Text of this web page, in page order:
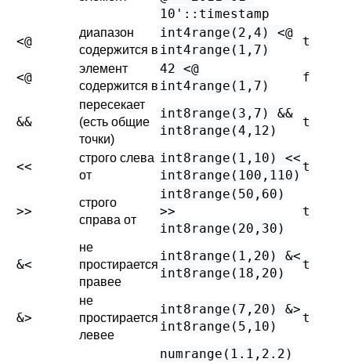
10'::timestamp
<@
диапазон
содержится в
int4range(2,4) <@
int4range(1,7)
t
<@
элемент
содержится в
42 <@
int4range(1,7)
f
&&
пересекает
(есть общие
точки)
int8range(3,7) &&
int8range(4,12)
t
<<
строго слева
от
int8range(1,10) <<
int8range(100,110)
t
>>
строго
справа от
int8range(50,60)
>>
int8range(20,30)
t
&<
не
простирается
правее
int8range(1,20) &<
int8range(18,20)
t
&>
не
простирается
левее
int8range(7,20) &>
int8range(5,10)
t
numrange(1.1,2.2)